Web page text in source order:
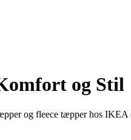
og Stil
og fleece tæpper hos